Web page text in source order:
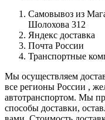
Самовывоз из
Шолохова 312
Яндекс доставка
Почта России
Транспортные
Мы осуществляем
все регионы России ,
автотранспортом. Мы
способы доставки,